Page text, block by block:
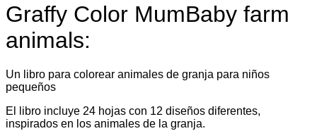
Graffy Color MumBaby farm
animals:
Un libro para colorear animales de granja para niños
pequeños
El libro incluye 24 hojas con 12 diseños diferentes,
inspirados en los animales de la granja.